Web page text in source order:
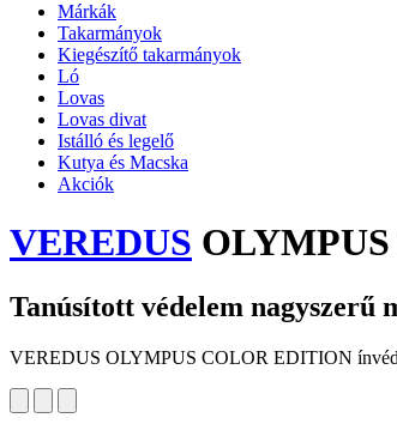
Márkák
Takarmányok
Kiegészítő takarmányok
Ló
Lovas
Lovas divat
Istálló és legelő
Kutya és Macska
Akciók
VEREDUS
Tanúsított védelem nagyszerű
VEREDUS OLYMPUS COLOR EDITION